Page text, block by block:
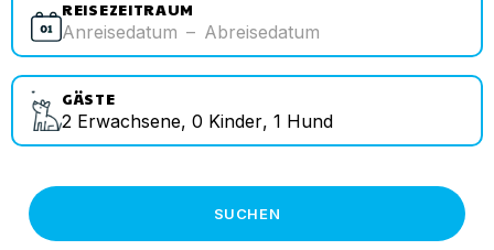
REISEZEITRAUM
Anreisedatum – Abreisedatum
GÄSTE
2 Erwachsene, 0 Kinder, 1 Hund
SUCHEN